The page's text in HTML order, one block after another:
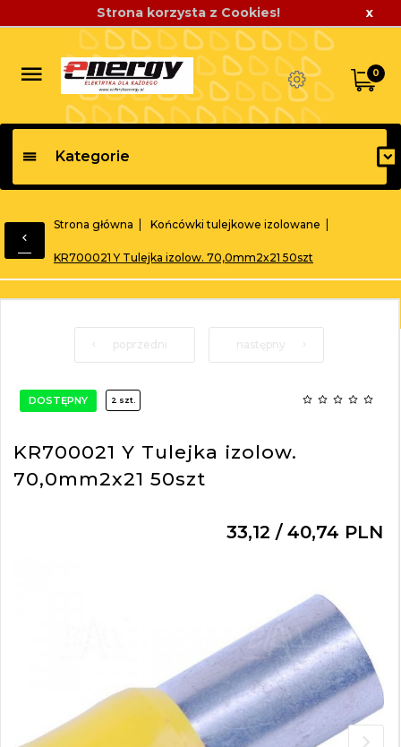
Strona korzysta z Cookies! x
0
Kategorie
Strona główna Końcówki tulejkowe izolowane
KR700021 Y Tulejka izolow. 70,0mm2x21 50szt
poprzedni następny
DOSTĘPNY 2 szt.
KR700021 Y Tulejka izolow.
70,0mm2x21 50szt
33,12 / 40,74 PLN